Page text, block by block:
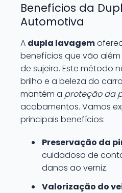
Benefícios da
Automotiva
A dupla lavagem
benefícios que vão
de sujeira. Este método
brilho e a beleza do
mantém a proteção da
acabamentos. Vamos
principais benefícios:
Preservação da
cuidadosa de
danos ao verniz.
Valorização do